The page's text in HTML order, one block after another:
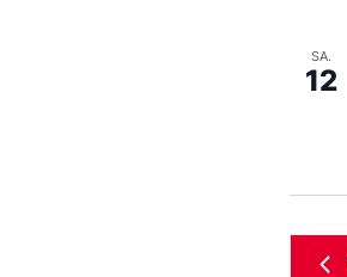
SA.
12